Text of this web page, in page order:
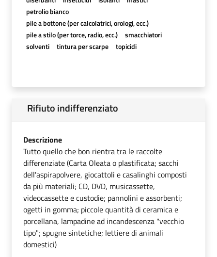
petrolio bianco
pile a bottone (per calcolatrici, orologi, ecc.)
pile a stilo (per torce, radio, ecc.)
smacchiatori
solventi
tintura per scarpe topicidi
Rifiuto indifferenziato
Descrizione
Tutto quello che bon rientra tra le raccolte
differenziate (Carta Oleata o plastificata; sacchi
dell'aspirapolvere, giocattoli e casalinghi composti
da più materiali; CD, DVD, musicassette,
videocassette e custodie; pannolini e assorbenti;
ogetti in gomma; piccole quantità di ceramica e
porcellana, lampadine ad incandescenza "vecchio
tipo"; spugne sintetiche; lettiere di animali
domestici)